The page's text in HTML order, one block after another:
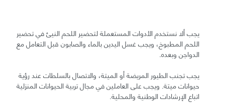
يجب ألا نستخدم الأدوات المستعملة لتحضير اللحم النيئ في تحضير
اللحم المطبوخ، ويجب غسل اليدين بالماء والصابون قبل التعامل مع
الدواجن وبعده.
يجب تجنب الطيور المريضة أو الميتة، والاتصال بالسلطات عند رؤية
حيوانات ميتة. ويجب على العاملين في مجال تربية الحيوانات المنزلية
اتباع الإرشادات الوطنية والمحلية.